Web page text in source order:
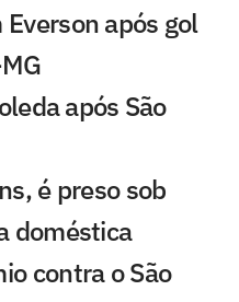
após gol
após São
é preso sob
doméstica
contra o São